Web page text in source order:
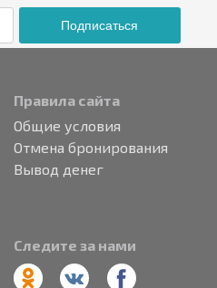
Подписаться
Правила сайта
Общие условия
Отмена бронирования
Вывод денег
Следите за нами